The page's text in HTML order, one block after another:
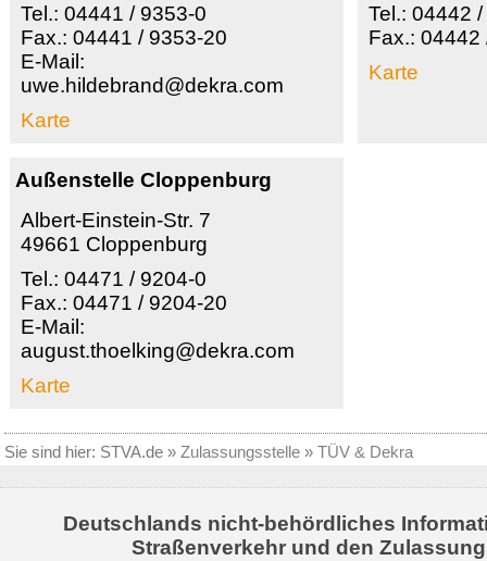
Tel.: 04441 / 9353-0
Fax.: 04441 / 9353-20
E-Mail:
uwe.hildebrand@dekra.com
Karte
Tel.: 04442
Fax.: 04442
Karte
Außenstelle Cloppenburg
Albert-Einstein-Str. 7
49661 Cloppenburg
Tel.: 04471 / 9204-0
Fax.: 04471 / 9204-20
E-Mail:
august.thoelking@dekra.com
Karte
Sie sind hier: STVA.de » Zulassungsstelle » TÜV & Dekra
Deutschlands nicht-behördliches
Straßenverkehr und den